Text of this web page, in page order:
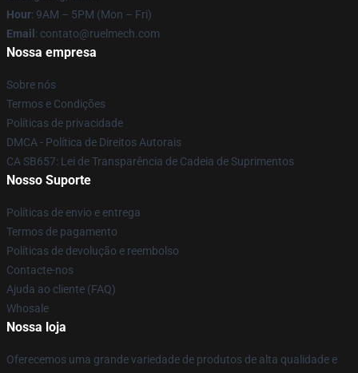
Hour: 9AM – 5PM (Mon – Fri)
Email : contato@ruelmech.com
Nossa empresa
Sobre nós
Termos e Condições
Políticas de privacidade
DMCA - Política de Direitos Autorais
CA SB657: Lei de Transparência de Cadeia de Suprimentos
Nosso Suporte
Políticas de envio e entrega
Termos de pagamento
Políticas de devolução e reembolso
Contacte-nos
Ajuda ao cliente (FAQ)
Whosale
Nossa loja
Oferecemos uma grande variedade de produtos de alta qualidade e